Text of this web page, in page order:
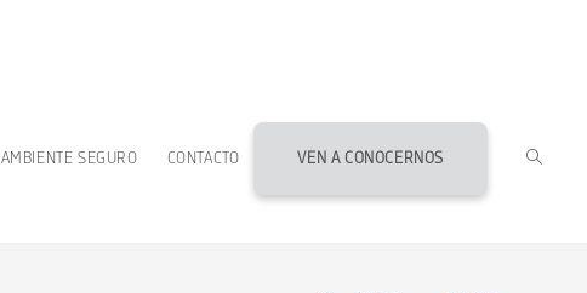
AMBIENTE SEGURO CONTACTO VEN A CONOCERNOS